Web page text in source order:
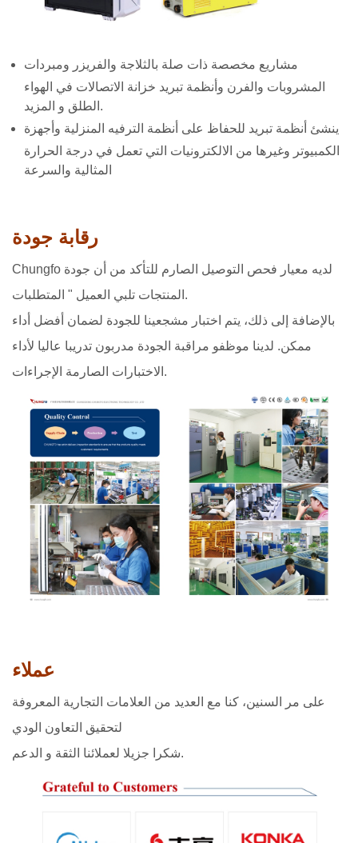
مشاريع مخصصة ذات صلة بالثلاجة والفريزر ومبردات
المشروبات والفرن وأنظمة تبريد خزانة الاتصالات في الهواء
الطلق و المزيد.
ينشئ أنظمة تبريد للحفاظ على أنظمة الترفيه المنزلية وأجهزة
الكمبيوتر وغيرها من الالكترونيات التي تعمل في درجة الحرارة
المثالية والسرعة
رقابة جودة
Chungfo لديه معيار فحص التوصيل الصارم للتأكد من أن جودة
المنتجات تلبي العميل " المتطلبات.
بالإضافة إلى ذلك، يتم اختبار مشجعينا للجودة لضمان أفضل أداء
ممكن. لدينا موظفو مراقبة الجودة مدربون تدريبا عاليا لأداء
الاختبارات الصارمة الإجراءات.
عملاء
على مر السنين، كنا مع العديد من العلامات التجارية المعروفة
لتحقيق التعاون الودي
شكرا جزيلا لعملائنا الثقة و الدعم.